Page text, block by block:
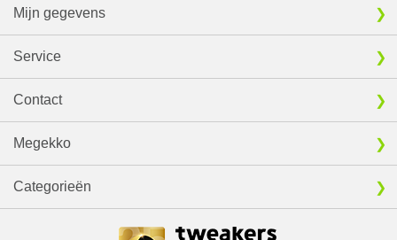
Mijn gegevens
Service
Contact
Megekko
Categorieën